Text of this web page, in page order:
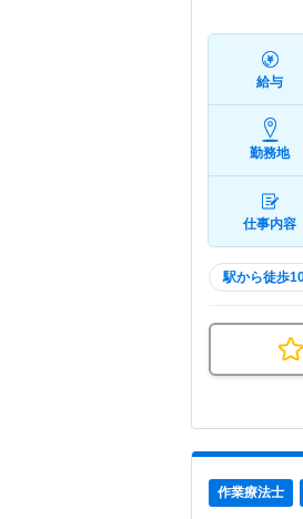
給与
勤務地
仕事内容
駅から徒歩
作業療法士